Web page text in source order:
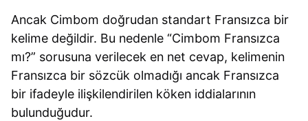
Ancak Cimbom doğrudan standart Fransızca bir
kelime değildir. Bu nedenle “Cimbom Fransızca
mı?” sorusuna verilecek en net cevap, kelimenin
Fransızca bir sözcük olmadığı ancak Fransızca
bir ifadeyle ilişkilendirilen köken iddialarının
bulunduğudur.